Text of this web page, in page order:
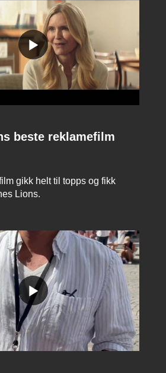
beste reklamefilm
gikk helt til topps og fikk
Lions.